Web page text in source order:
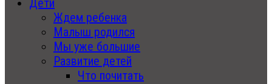
Ждем ребенка
Малыш родился
Мы уже большие
Развитие детей
Что почитать